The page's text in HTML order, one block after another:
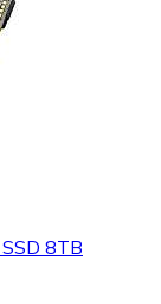
8TB